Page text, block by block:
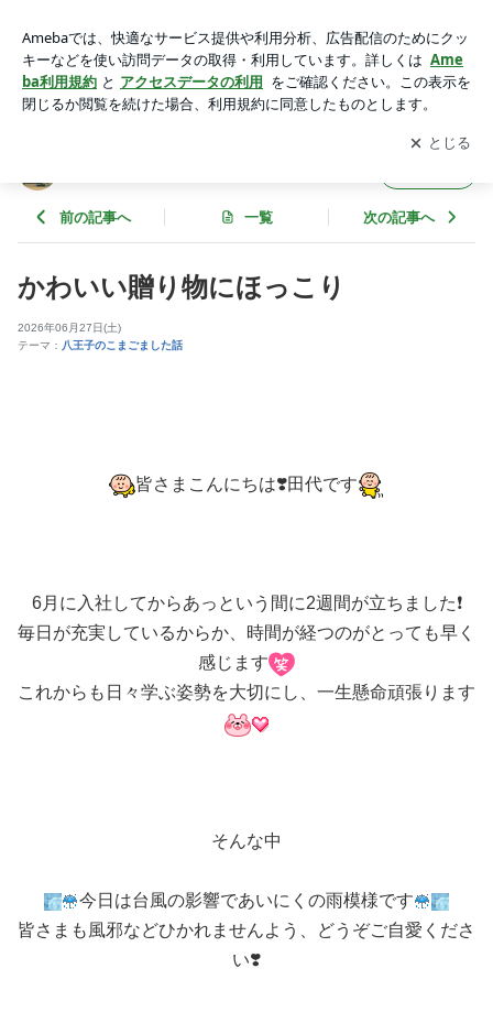
ログ
アプリをダウンロードして ブログの更新通知
を受け取りまし
ょう。
開く
前の記事へ 一覧 次の記事へ
かわいい贈り物にほっこり
2026年06月27日(土)
テーマ： 八王子のこまごました話
皆さまこんにちは❣️田代です
6月に入社してからあっという間に2週間が立ちました❗️
毎日が充実しているからか、時間が経つのがとっても早く
感じます
これからも日々学ぶ姿勢を大切にし、一生懸命頑張ります
そんな中
今日は台風の影響であいにくの雨模様です
皆さまも風邪などひかれませんよう、どうぞご自愛くださ
い❣️